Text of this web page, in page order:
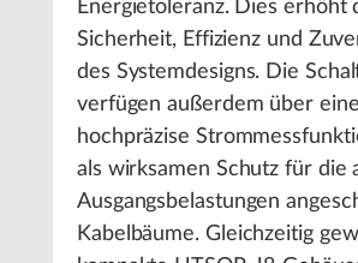
Energietoleranz. Dies erhöht
Sicherheit, Effizienz und
des Systemdesigns. Die
verfügen außerdem über eine
hochpräzise
als wirksamen Schutz für die
Ausgangsbelastungen
Kabelbäume. Gleichzeitig